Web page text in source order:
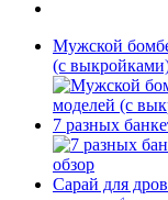
Мужской
(с
7 разных
Сарай для